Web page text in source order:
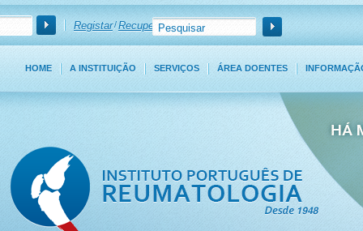
Registar/Recuperar Password
HOME A INSTITUIÇÃO SERVIÇOS ÁREA DOENTES